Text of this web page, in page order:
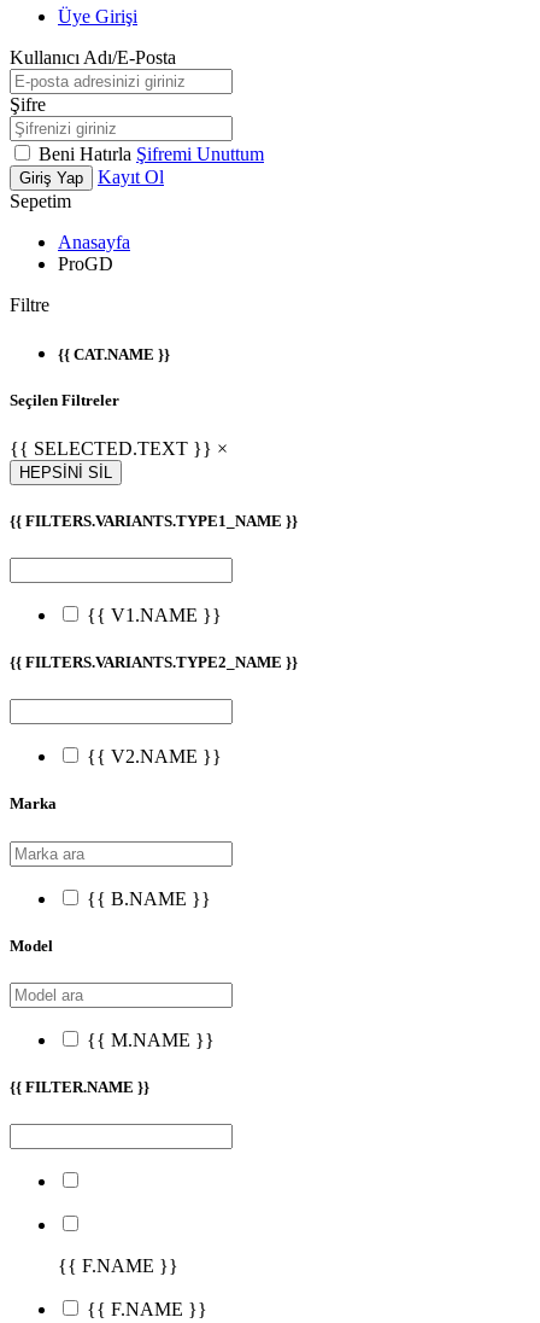
Üye Girişi
Kullanıcı Adı/E-Posta
Şifre
Beni Hatırla Şifremi Unuttum
Giriş Yap
Kayıt Ol
Sepetim
Anasayfa
ProGD
Filtre
{{ CAT.NAME }}
Seçilen Filtreler
{{ SELECTED.TEXT }} ×
HEPSİNİ SİL
{{ FILTERS.VARIANTS.TYPE1_NAME }}
{{ V1.NAME }}
{{ FILTERS.VARIANTS.TYPE2_NAME }}
{{ V2.NAME }}
Marka
{{ B.NAME }}
Model
{{ M.NAME }}
{{ FILTER.NAME }}
{{ F.NAME }}
{{ F.NAME }}